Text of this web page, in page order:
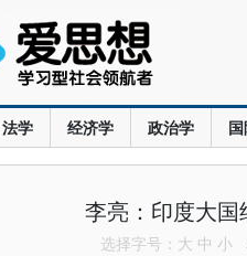
法学 经济学 政治学
李亮：印度大国
选择字号： 大 中 小